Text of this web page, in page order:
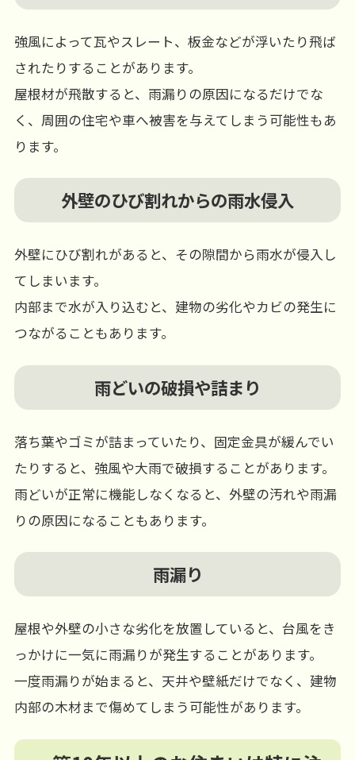
強風によって瓦やスレート、板金などが浮いたり飛ば
されたりすることがあります。
屋根材が飛散すると、雨漏りの原因になるだけでな
く、周囲の住宅や車へ被害を与えてしまう可能性もあ
ります。
外壁のひび割れからの雨水侵入
外壁にひび割れがあると、その隙間から雨水が侵入し
てしまいます。
内部まで水が入り込むと、建物の劣化やカビの発生に
つながることもあります。
雨どいの破損や詰まり
落ち葉やゴミが詰まっていたり、固定金具が緩んでい
たりすると、強風や大雨で破損することがあります。
雨どいが正常に機能しなくなると、外壁の汚れや雨漏
りの原因になることもあります。
雨漏り
屋根や外壁の小さな劣化を放置していると、台風をき
っかけに一気に雨漏りが発生することがあります。
一度雨漏りが始まると、天井や壁紙だけでなく、建物
内部の木材まで傷めてしまう可能性があります。